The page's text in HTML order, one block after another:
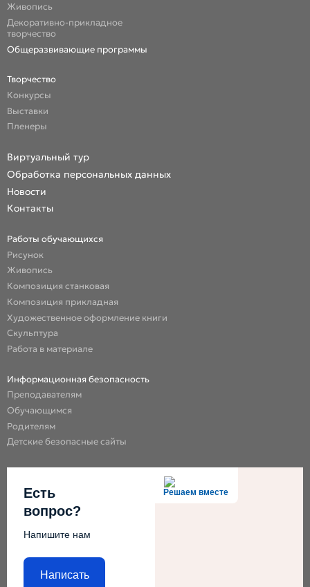
Живопись
Декоративно-прикладное
творчество
Общеразвивающие программы
Творчество
Конкурсы
Выставки
Пленеры
Виртуальный тур
Обработка персональных данных
Новости
Контакты
Работы обучающихся
Рисунок
Живопись
Композиция станковая
Композиция прикладная
Художественное оформление книги
Скульптура
Работа в материале
Информационная безопасность
Преподавателям
Обучающимся
Родителям
Детские безопасные сайты
Решаем вместе
Есть
вопрос?
Напишите нам
Написать